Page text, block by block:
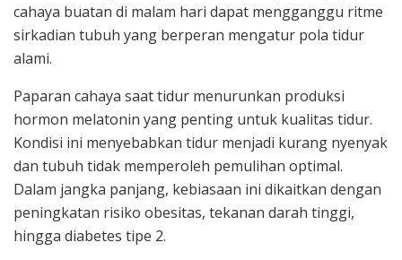
cahaya buatan di malam hari dapat mengganggu ritme
sirkadian tubuh yang berperan mengatur pola tidur
alami.
Paparan cahaya saat tidur menurunkan produksi
hormon melatonin yang penting untuk kualitas tidur.
Kondisi ini menyebabkan tidur menjadi kurang nyenyak
dan tubuh tidak memperoleh pemulihan optimal.
Dalam jangka panjang, kebiasaan ini dikaitkan dengan
peningkatan risiko obesitas, tekanan darah tinggi,
hingga diabetes tipe 2.